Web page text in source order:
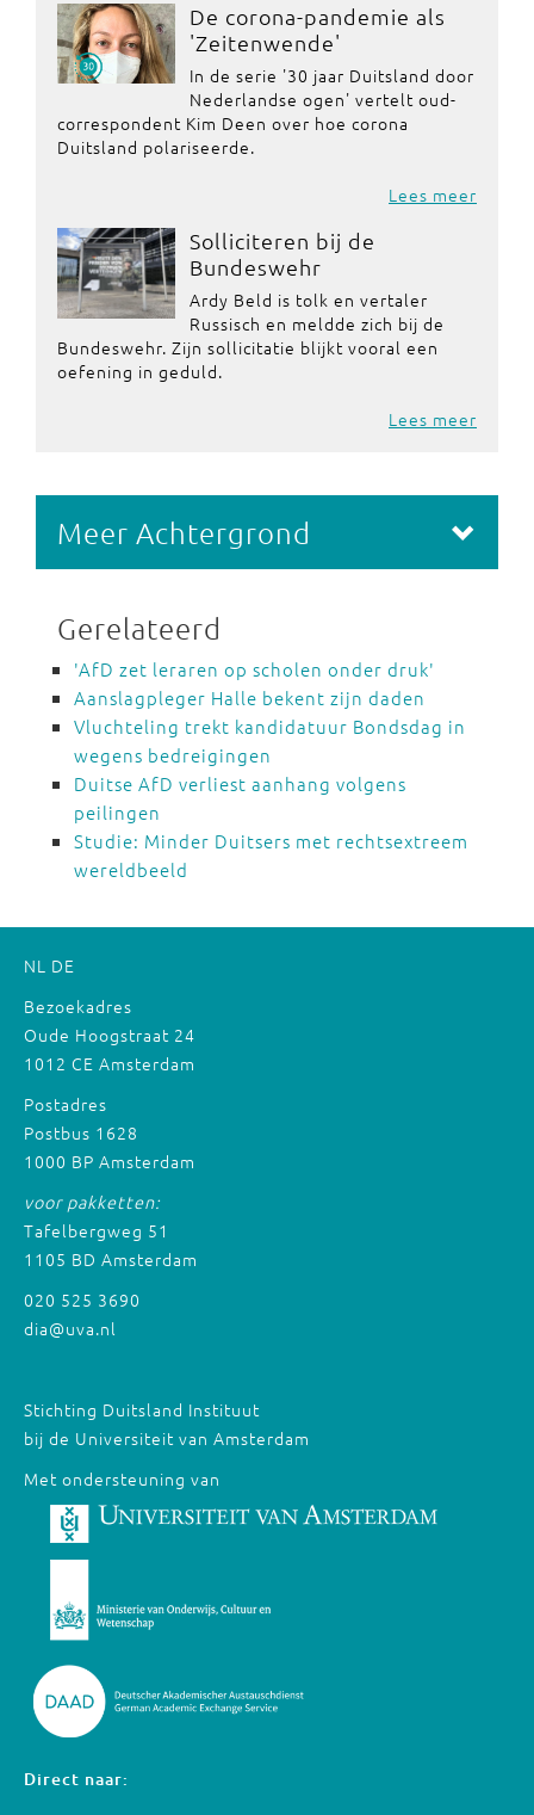
De corona-pandemie als
'Zeitenwende'
In de serie '30 jaar Duitsland door
Nederlandse ogen' vertelt oud-
correspondent Kim Deen over hoe corona
Duitsland polariseerde.
Lees meer
Solliciteren bij de
Bundeswehr
Ardy Beld is tolk en vertaler
Russisch en meldde zich bij de
Bundeswehr. Zijn sollicitatie blijkt vooral een
oefening in geduld.
Lees meer
Meer Achtergrond
Gerelateerd
'AfD zet leraren op scholen onder druk'
Aanslagpleger Halle bekent zijn daden
Vluchteling trekt kandidatuur Bondsdag in
wegens bedreigingen
Duitse AfD verliest aanhang volgens
peilingen
Studie: Minder Duitsers met rechtsextreem
wereldbeeld
NL DE
Bezoekadres
Oude Hoogstraat 24
1012 CE Amsterdam
Postadres
Postbus 1628
1000 BP Amsterdam
voor pakketten:
Tafelbergweg 51
1105 BD Amsterdam
020 525 3690
dia@uva.nl
Stichting Duitsland Instituut
bij de Universiteit van Amsterdam
Met ondersteuning van
Direct naar: